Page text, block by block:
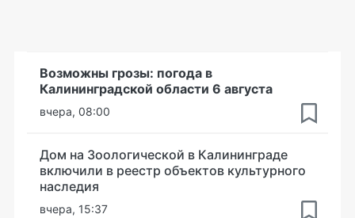
Возможны грозы: погода в
Калининградской области 6 августа
вчера, 08:00
Дом на Зоологической в Калининграде
включили в реестр объектов культурного
наследия
вчера, 15:37